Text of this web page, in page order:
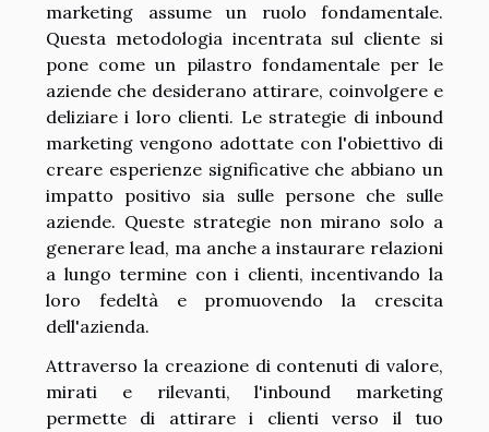
marketing assume un ruolo fondamentale.
Questa metodologia incentrata sul cliente si
pone come un pilastro fondamentale per le
aziende che desiderano attirare, coinvolgere e
deliziare i loro clienti. Le strategie di inbound
marketing vengono adottate con l'obiettivo di
creare esperienze significative che abbiano un
impatto positivo sia sulle persone che sulle
aziende. Queste strategie non mirano solo a
generare lead, ma anche a instaurare relazioni
a lungo termine con i clienti, incentivando la
loro fedeltà e promuovendo la crescita
dell'azienda.
Attraverso la creazione di contenuti di valore,
mirati e rilevanti, l'inbound marketing
permette di attirare i clienti verso il tuo